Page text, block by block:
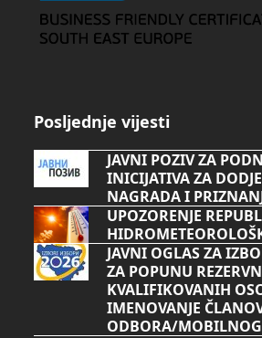
Posljednje vijesti
JAVNI POZIV ZA
INICIJATIVA ZA
NAGRADA I
UPOZORENJE
JAVNI OGLAS ZA
ZA POPUNU
KVALIFIKOVANIH
IMENOVANJE
ODBORA/